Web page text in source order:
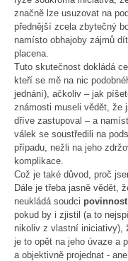
značně lze usuzovat na
přednější zcela zbytečný
namísto obhajoby zájmů
placena.
Tuto skutečnost dokládá
kteří se mě na nic
jednání), ačkoliv – jak
známosti museli vědět, že
dříve zastupoval – a
válek se soustředili na
případu, nežli na jeho
komplikace.
Což je také důvod, proč
Dále je třeba jasně vědět,
neukládá soudci povinnost
pokud by i zjistil (a to
nikoliv z vlastní iniciativy),
je to opět na jeho úvaze a
a objektivně projednat -